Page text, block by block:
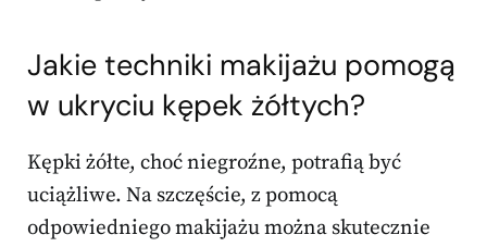
Jakie techniki makijażu pomogą
w ukryciu kępek żółtych?
Kępki żółte, choć niegroźne, potrafią być
uciążliwe. Na szczęście, z pomocą
odpowiedniego makijażu można skutecznie